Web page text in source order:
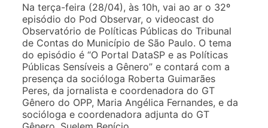
Na terça-feira (28/04), às 10h, vai ao ar o 32º
episódio do Pod Observar, o videocast do
Observatório de Políticas Públicas do Tribunal
de Contas do Município de São Paulo. O tema
do episódio é “O Portal DataSP e as Políticas
Públicas Sensíveis a Gênero” e contará com a
presença da socióloga Roberta Guimarães
Peres, da jornalista e coordenadora do GT
Gênero do OPP, Maria Angélica Fernandes, e da
socióloga e coordenadora adjunta do GT